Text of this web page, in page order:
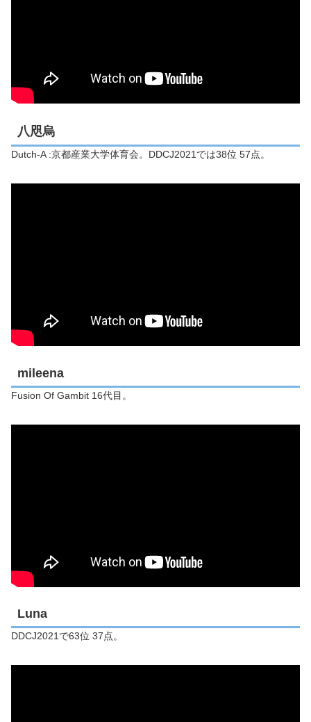
八咫烏
Dutch-A :京都産業大学体育会。DDCJ2021では38位 57点。
mileena
Fusion Of Gambit 16代目。
Luna
DDCJ2021で63位 37点。